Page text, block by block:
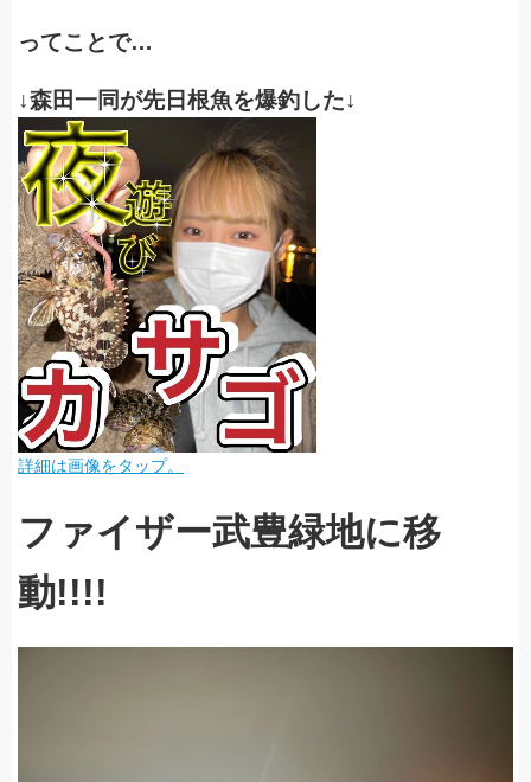
ってことで…
↓森田一同が先日根魚を爆釣した↓
詳細は画像をタップ。
ファイザー武豊緑地に移
動!!!!